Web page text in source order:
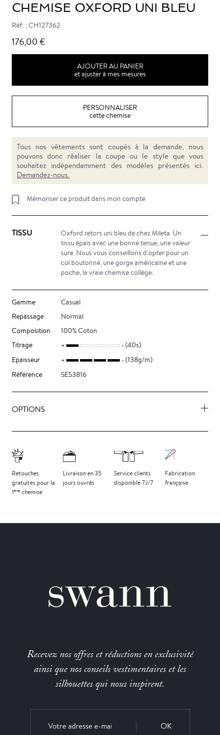
CHEMISE OXFORD UNI BLEU
Réf. : CH127362
176,00 €
AJOUTER AU PANIER
et ajuster à mes mesures
PERSONNALISER
cette chemise
Tous nos vêtements sont coupés à la demande, nous
pouvons donc réaliser la coupe ou le style que vous
souhaitez indépendamment des modèles présentés ici.
Demandez-nous.
Mémoriser ce produit dans mon compte
TISSU
Oxford retors uni bleu de chez Mileta. Un
tissu épais avec une bonne tenue, une valeur
sure. Nous vous conseillons d'opter pour un
col boutonné, une gorge américaine et une
poche, la vraie chemise collège.
Gamme
Casual
Repassage
Normal
Composition
100% Coton
Titrage
(40s)
Epaisseur
(138g/m)
Référence
SE53816
OPTIONS
Retouches
gratuites pour la
1ère chemise
Livraison en 35
jours ouvrés
Service clients
disponible 7J/7
Fabrication
française
Recevez nos offres et réductions en exclusivité
ainsi que nos conseils vestimentaires et les
silhouettes qui nous inspirent.
OK